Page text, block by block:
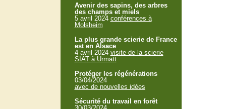
Avenir des sapins, des arbres
des champs et miels
5 avril 2024 conférences à
Molsheim
La plus grande scierie de France
est en Alsace
4 avril 2024 visite de la scierie
SIAT à Urmatt
Protéger les régénérations
03/04/2024
avec de nouvelles idées
Sécurité du travail en forêt